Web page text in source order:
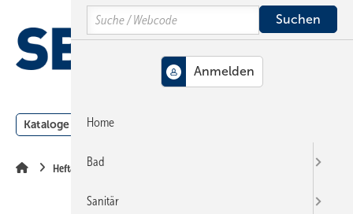
Hauptinhalt
Hauptmenü
SiteSearch
Kataloge Meldungen
Heftarchiv
Search
Home
Bad
Sanitär